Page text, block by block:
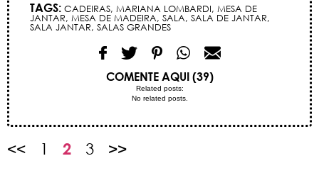
TAGS: CADEIRAS, MARIANA LOMBARDI, MESA DE
JANTAR, MESA DE MADEIRA, SALA, SALA DE JANTAR,
SALA JANTAR, SALAS GRANDES
COMENTE AQUI (39)
Related posts:
No related posts.
<< 1 2 3 >>